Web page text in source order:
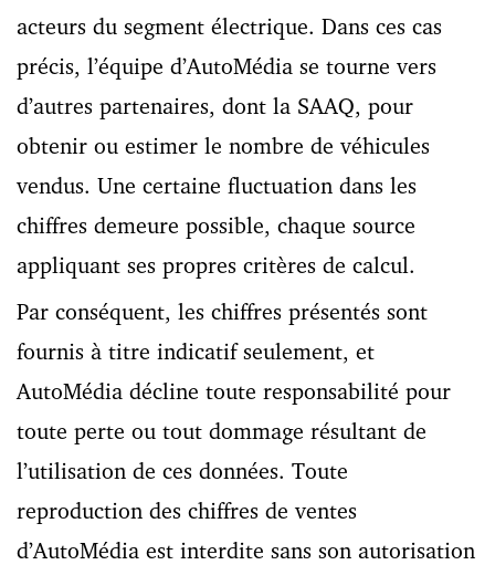
acteurs du segment électrique. Dans ces cas
précis, l’équipe d’AutoMédia se tourne vers
d’autres partenaires, dont la SAAQ, pour
obtenir ou estimer le nombre de véhicules
vendus. Une certaine fluctuation dans les
chiffres demeure possible, chaque source
appliquant ses propres critères de calcul.
Par conséquent, les chiffres présentés sont
fournis à titre indicatif seulement, et
AutoMédia décline toute responsabilité pour
toute perte ou tout dommage résultant de
l’utilisation de ces données. Toute
reproduction des chiffres de ventes
d’AutoMédia est interdite sans son autorisation